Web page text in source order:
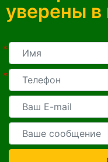
уверены в
*
*